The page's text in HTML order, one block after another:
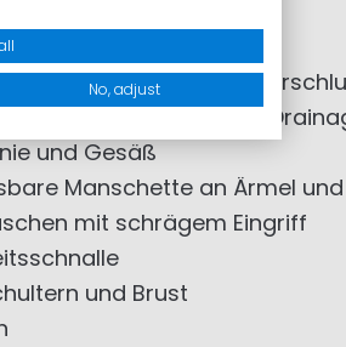
des Front-
Tasche mit
und Gesäß
Manschette an Ärmel und
mit schrägem Eingriff
und Brust
No, adjust